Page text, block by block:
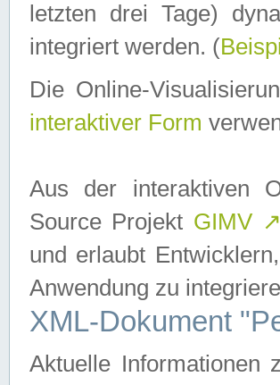
letzten drei Tage)
integriert werden. (
Die Online-
interaktiver Form
Aus der interaktiven
Source Projekt GIMV ↗
und erlaubt
Anwendung zu
XML-Dokument
Aktuelle Informationen